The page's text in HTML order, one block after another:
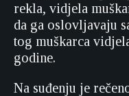
rekla, vidjela
da ga oslovljavaju
tog muškarca
godine.
Na suđenju je